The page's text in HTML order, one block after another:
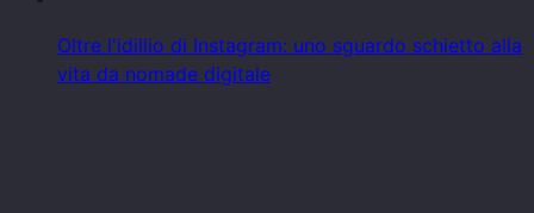
Oltre l'idillio di Instagram: uno sguardo schietto alla
vita da nomade digitale